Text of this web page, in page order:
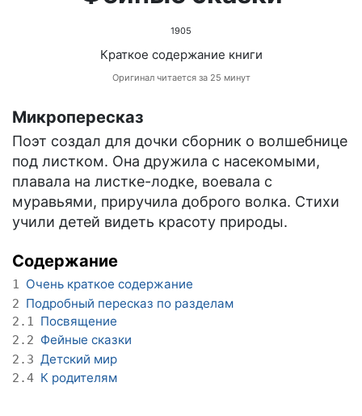
1905
Краткое содержание книги
Оригинал читается за 25 минут
Микропересказ
Поэт создал для дочки сборник о волшебнице
под листком. Она дружила с насекомыми,
плавала на листке-лодке, воевала с
муравьями, приручила доброго волка. Стихи
учили детей видеть красоту природы.
Содержание
1 Очень краткое содержание
2 Подробный пересказ по разделам
2.1 Посвящение
2.2 Фейные сказки
2.3 Детский мир
2.4 К родителям